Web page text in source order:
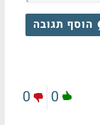
הוסף תגובה
0
0